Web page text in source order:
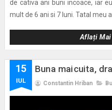
de cativa ani buni incoace, iar
mult de 6 ani si 7 luni. Tatal meu
Aflați
15
IUL
Buna maicuita,
Constantin Hriban